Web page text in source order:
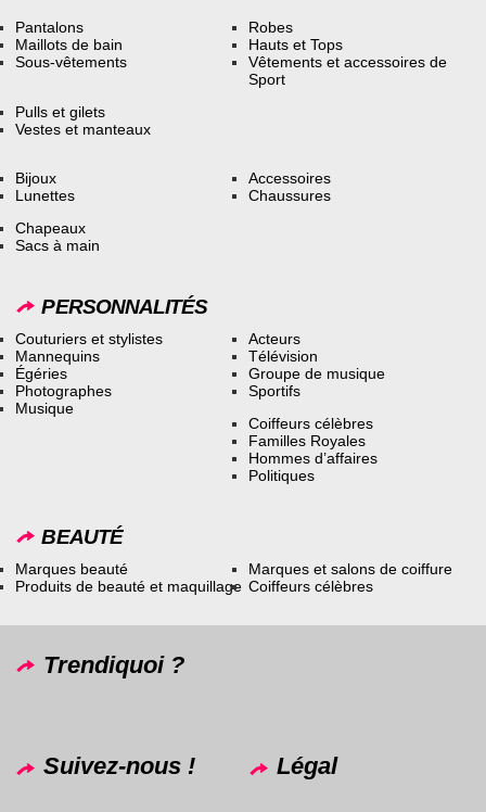
Pantalons
Maillots de bain
Sous-vêtements
Robes
Hauts et Tops
Vêtements et accessoires de
Sport
Pulls et gilets
Vestes et manteaux
Bijoux
Lunettes
Accessoires
Chaussures
Chapeaux
Sacs à main
PERSONNALITÉS
Couturiers et stylistes
Mannequins
Égéries
Photographes
Musique
Acteurs
Télévision
Groupe de musique
Sportifs
Coiffeurs célèbres
Familles Royales
Hommes d’affaires
Politiques
BEAUTÉ
Marques beauté
Produits de beauté et maquillage
Marques et salons de coiffure
Coiffeurs célèbres
Trendiquoi ?
Suivez-nous ! Légal